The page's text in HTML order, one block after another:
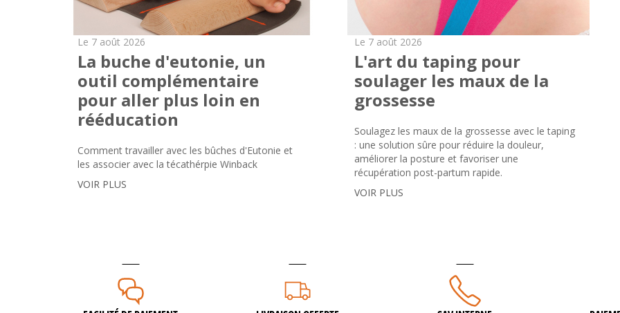
Le 7 août 2026
La buche d'eutonie, un
outil complémentaire
pour aller plus loin en
rééducation
Comment travailler avec les bûches d'Eutonie et
les associer avec la técathérpie Winback
VOIR PLUS
Le 7 août 2026
L'art du taping pour
soulager les maux de la
grossesse
Soulagez les maux de la grossesse avec le taping
: une solution sûre pour réduire la douleur,
améliorer la posture et favoriser une
récupération post-partum rapide.
VOIR PLUS